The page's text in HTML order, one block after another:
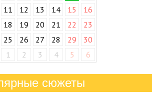
11 12 13 14 15
16
18 19 20 21 22
23
25 26 27 28 29
30
1 2 3 4 5 6
сюжеты